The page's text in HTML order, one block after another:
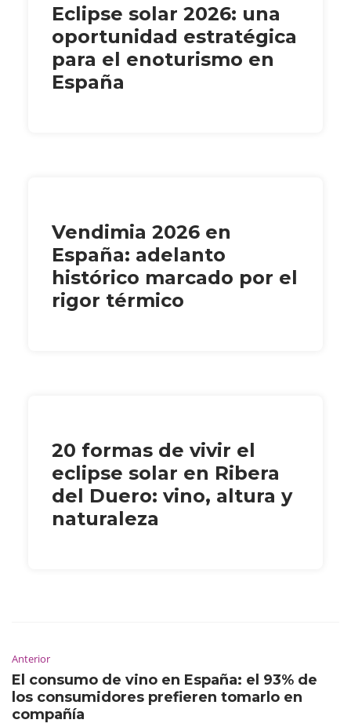
Eclipse solar 2026: una
oportunidad estratégica
para el enoturismo en
España
Vendimia 2026 en
España: adelanto
histórico marcado por el
rigor térmico
20 formas de vivir el
eclipse solar en Ribera
del Duero: vino, altura y
naturaleza
Anterior
El consumo de vino en España: el 93% de
los consumidores prefieren tomarlo en
compañía